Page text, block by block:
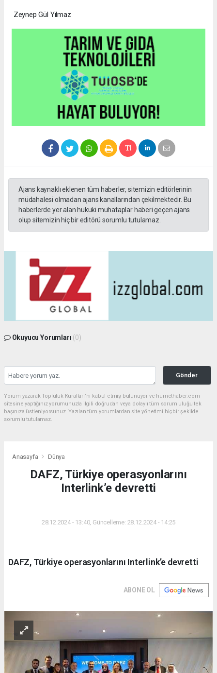
Zeynep Gül Yılmaz
Ajans kaynaklı eklenen tüm haberler, sitemizin editörlerinin
müdahalesi olmadan ajans kanallarından çekilmektedir. Bu
haberlerde yer alan hukuki muhataplar haberi geçen ajans
olup sitemizin hiç bir editörü sorumlu tutulamaz.
Okuyucu Yorumları (0)
Gönder
Yorum yazarak Topluluk Kuralları’nı kabul etmiş bulunuyor ve hurnethaber.com
sitesine yaptığınız yorumunuzla ilgili doğrudan veya dolaylı tüm sorumluluğu tek
başınıza üstleniyorsunuz. Yazılan tüm yorumlardan site yönetimi hiçbir şekilde
sorumlu tutulamaz.
Anasayfa Dünya
DAFZ, Türkiye operasyonlarını
Interlink’e devretti
28.12.2024 - 13:40, Güncelleme: 28.12.2024 - 14:25
DAFZ, Türkiye operasyonlarını Interlink’e devretti
ABONE OL